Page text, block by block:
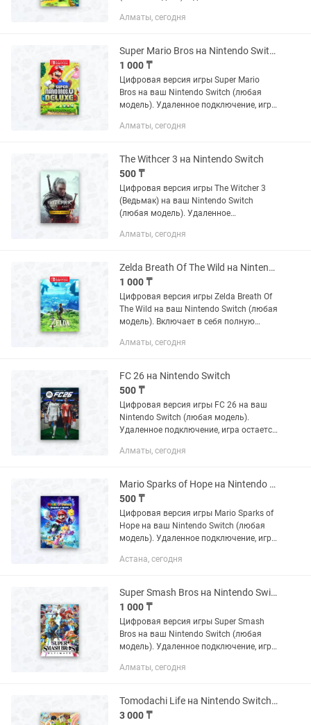
Полностью безопасно для вашей
Алматы, сегодня
Super Mario Bros на Nintendo Switch (цифровая версия)
1 000 ₸
Цифровая версия игры Super Mario
Bros на ваш Nintendo Switch (любая
модель). Удаленное подключение, игра
безопасно для вашей консоли. Есть
Алматы, сегодня
The Withcer 3 на Nintendo Switch
500 ₸
Цифровая версия игры The Witcher 3
(Ведьмак) на ваш Nintendo Switch
(любая модель). Удаленное
Полностью безопасно для вашей
Алматы, сегодня
Zelda Breath Of The Wild на Nintendo Switch (цифровая версия)
1 000 ₸
Цифровая версия игры Zelda Breath Of
The Wild на ваш Nintendo Switch (любая
модель). Включает в себя полную
Удаленное подключение, игра остается
Алматы, сегодня
FC 26 на Nintendo Switch
500 ₸
Цифровая версия игры FC 26 на ваш
Nintendo Switch (любая модель).
Удаленное подключение, игра остается
вашей консоли. Есть много отзывов и
Алматы, сегодня
Mario Sparks of Hope на Nintendo Switch
500 ₸
Цифровая версия игры Mario Sparks of
Hope на ваш Nintendo Switch (любая
модель). Удаленное подключение, игра
безопасно для вашей консоли. Есть
Астана, сегодня
Super Smash Bros на Nintendo Switch
1 000 ₸
Цифровая версия игры Super Smash
Bros на ваш Nintendo Switch (любая
модель). Удаленное подключение, игра
безопасно для вашей консоли. Есть
Алматы, сегодня
Tomodachi Life на Nintendo Switch (цифровая версия)
3 000 ₸